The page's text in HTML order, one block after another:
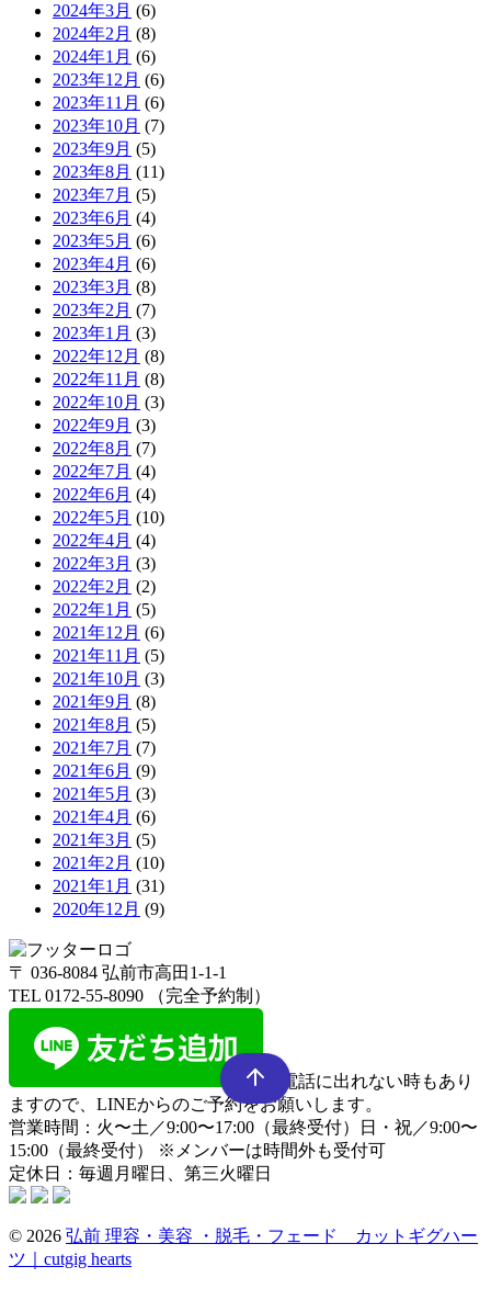
2024年3月 (6)
2024年2月 (8)
2024年1月 (6)
2023年12月 (6)
2023年11月 (6)
2023年10月 (7)
2023年9月 (5)
2023年8月 (11)
2023年7月 (5)
2023年6月 (4)
2023年5月 (6)
2023年4月 (6)
2023年3月 (8)
2023年2月 (7)
2023年1月 (3)
2022年12月 (8)
2022年11月 (8)
2022年10月 (3)
2022年9月 (3)
2022年8月 (7)
2022年7月 (4)
2022年6月 (4)
2022年5月 (10)
2022年4月 (4)
2022年3月 (3)
2022年2月 (2)
2022年1月 (5)
2021年12月 (6)
2021年11月 (5)
2021年10月 (3)
2021年9月 (8)
2021年8月 (5)
2021年7月 (7)
2021年6月 (9)
2021年5月 (3)
2021年4月 (6)
2021年3月 (5)
2021年2月 (10)
2021年1月 (31)
2020年12月 (9)
〒 036-8084 弘前市高田1-1-1
TEL 0172-55-8090 （完全予約制）
※電話に出れない時もあり
ますので、LINEからのご予約をお願いします。
営業時間：火〜土／9:00〜17:00（最終受付）
日・祝／9:00〜
15:00（最終受付）
※メンバーは時間外も受付可
定休日：毎週月曜日、第三火曜日
© 2026 弘前 理容・美容 ・脱毛・フェード カットギグハー
ツ｜cutgig hearts